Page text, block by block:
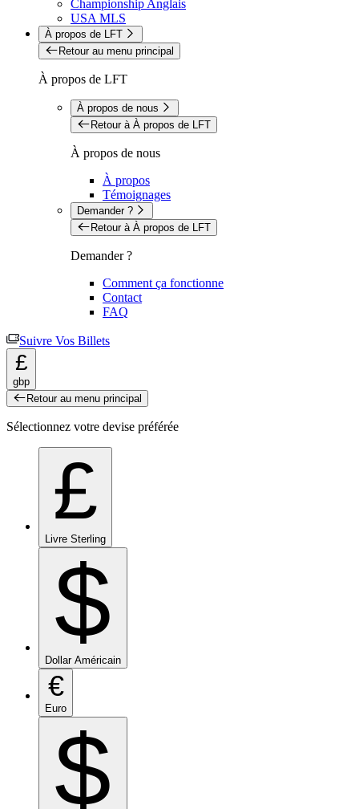
Championship Anglais
USA MLS
À propos de LFT
Retour au menu principal
À propos de LFT
À propos de nous
Retour à À propos de LFT
À propos de nous
À propos
Témoignages
Demander ?
Retour à À propos de LFT
Demander ?
Comment ça fonctionne
Contact
FAQ
Suivre Vos Billets
£
gbp
Retour au menu principal
Sélectionnez votre devise préférée
£
Livre Sterling
$
Dollar Américain
€
Euro
$